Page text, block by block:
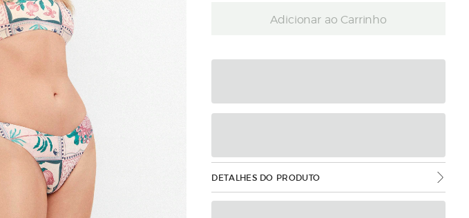
Adicionar ao Carrinho
DETALHES DO PRODUTO